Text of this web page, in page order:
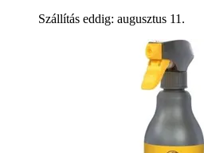
Szállítás eddig: augusztus 11.